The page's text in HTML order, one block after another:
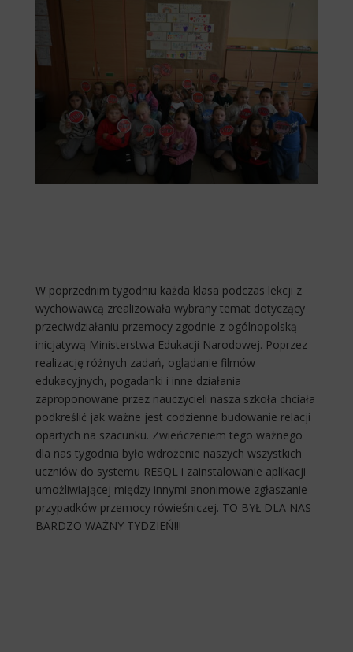
W poprzednim tygodniu każda klasa podczas lekcji z
wychowawcą zrealizowała wybrany temat dotyczący
przeciwdziałaniu przemocy zgodnie z ogólnopolską
inicjatywą Ministerstwa Edukacji Narodowej. Poprzez
realizację różnych zadań, oglądanie filmów
edukacyjnych, pogadanki i inne działania
zaproponowane przez nauczycieli nasza szkoła chciała
podkreślić jak ważne jest codzienne budowanie relacji
opartych na szacunku. Zwieńczeniem tego ważnego
dla nas tygodnia było wdrożenie naszych wszystkich
uczniów do systemu RESQL i zainstalowanie aplikacji
umożliwiającej między innymi anonimowe zgłaszanie
przypadków przemocy rówieśniczej. TO BYŁ DLA NAS
BARDZO WAŻNY TYDZIEŃ!!!